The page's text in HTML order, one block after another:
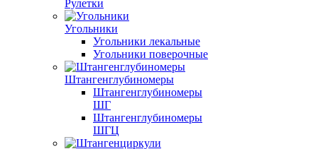
Рулетки
Угольники
Угольники лекальные
Угольники поверочные
Штангенглубиномеры
Штангенглубиномеры
ШГ
Штангенглубиномеры
ШГЦ